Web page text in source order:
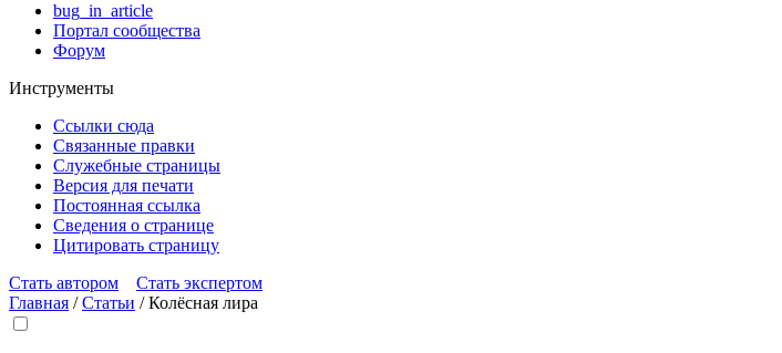
bug_in_article
Портал сообщества
Форум
Инструменты
Ссылки сюда
Связанные правки
Служебные страницы
Версия для печати
Постоянная ссылка
Сведения о странице
Цитировать страницу
Стать автором
Стать экспертом
Главная /Статьи /Колёсная лира